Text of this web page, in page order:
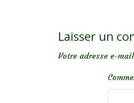
Laisser un
Votre adresse e-